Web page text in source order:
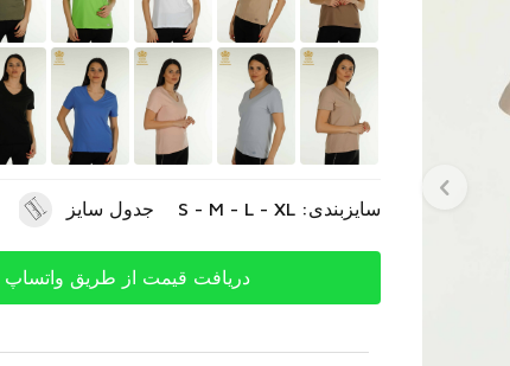
سایزبندی: S - M - L - XL جدول سایز
دریافت قیمت از طریق واتساپ